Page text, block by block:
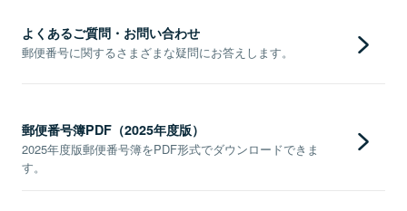
よくあるご質問・お問い合わせ
郵便番号に関するさまざまな疑問にお答えします。
郵便番号簿PDF（2025年度版）
2025年度版郵便番号簿をPDF形式でダウンロードできま
す。